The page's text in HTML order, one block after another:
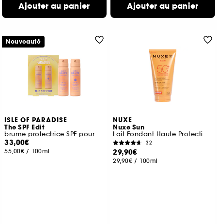
Ajouter au panier Ajouter au panier
ISLE OF PARADISE
The SPF Edit
brume protectrice SPF pour le visage et le corps
33,00€
55,00€ / 100ml
Nouveauté
NUXE
Nuxe Sun
Lait Fondant Haute Protection SPF 50
32
29,90€
29,90€ / 100ml